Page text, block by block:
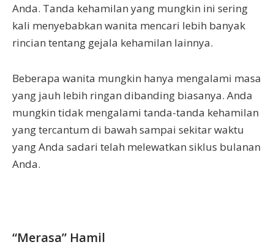
Anda. Tanda kehamilan yang mungkin ini sering
kali menyebabkan wanita mencari lebih banyak
rincian tentang gejala kehamilan lainnya.
Beberapa wanita mungkin hanya mengalami masa
yang jauh lebih ringan dibanding biasanya. Anda
mungkin tidak mengalami tanda-tanda kehamilan
yang tercantum di bawah sampai sekitar waktu
yang Anda sadari telah melewatkan siklus bulanan
Anda.
“Merasa” Hamil